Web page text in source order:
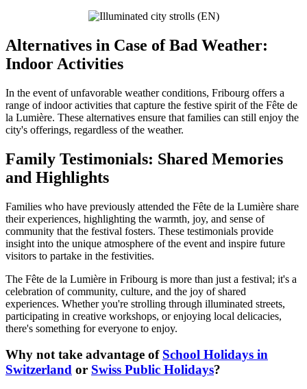
Alternatives in Case of Bad Weather:
Indoor Activities
In the event of unfavorable weather conditions, Fribourg offers a
range of indoor activities that capture the festive spirit of the Fête de
la Lumière. These alternatives ensure that families can still enjoy the
city's offerings, regardless of the weather.
Family Testimonials: Shared Memories
and Highlights
Families who have previously attended the Fête de la Lumière share
their experiences, highlighting the warmth, joy, and sense of
community that the festival fosters. These testimonials provide
insight into the unique atmosphere of the event and inspire future
visitors to partake in the festivities.
The Fête de la Lumière in Fribourg is more than just a festival; it's a
celebration of community, culture, and the joy of shared
experiences. Whether you're strolling through illuminated streets,
participating in creative workshops, or enjoying local delicacies,
there's something for everyone to enjoy.
Why not take advantage of School Holidays in
Switzerland or Swiss Public Holidays?